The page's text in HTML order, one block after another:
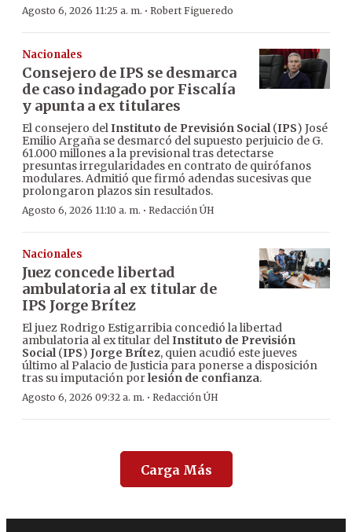
Agosto 6, 2026 11:25 a. m. · Robert Figueredo
Nacionales
Consejero de IPS se desmarca
de caso indagado por Fiscalía
y apunta a ex titulares
El consejero delInstituto de Previsión Social(IPS) José
Emilio Argaña se desmarcó del supuesto perjuicio de G.
61.000 millones a la previsional tras detectarse
presuntas irregularidades en contrato de quirófanos
modulares. Admitió que firmó adendas sucesivas que
prolongaron plazos sin resultados.
Agosto 6, 2026 11:10 a. m. · Redacción ÚH
Nacionales
Juez concede libertad
ambulatoria al ex titular de
IPS Jorge Brítez
El juez Rodrigo Estigarribia concedió la libertad
ambulatoria al ex titular delInstituto de Previsión
Social(IPS) Jorge Brítez, quien acudió este jueves
último al Palacio de Justicia para ponerse a disposición
tras su imputación porlesión de confianza.
Agosto 6, 2026 09:32 a. m. · Redacción ÚH
Carga Más